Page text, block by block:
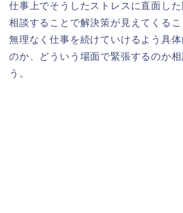
仕事上でそうしたストレスに直面し
相談することで解決策が見えてくるこ
無理なく仕事を続けていけるよう具
のか、どういう場面で緊張するのか相
う。